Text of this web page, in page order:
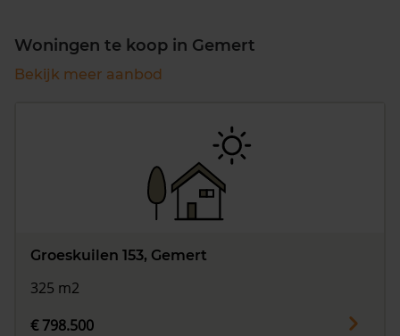
Woningen te koop in Gemert
Bekijk meer aanbod
Groeskuilen 153, Gemert
325 m2
€ 798.500